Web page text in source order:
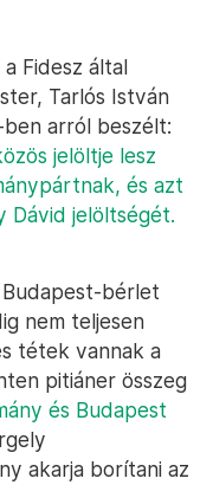
Fidesz által
Tarlós István
arról beszélt:
jelöltje lesz
és azt
Dávid jelöltségét.
bérlet
nem teljesen
tétek vannak a
pitiáner összeg
és Budapest
akarja borítani az